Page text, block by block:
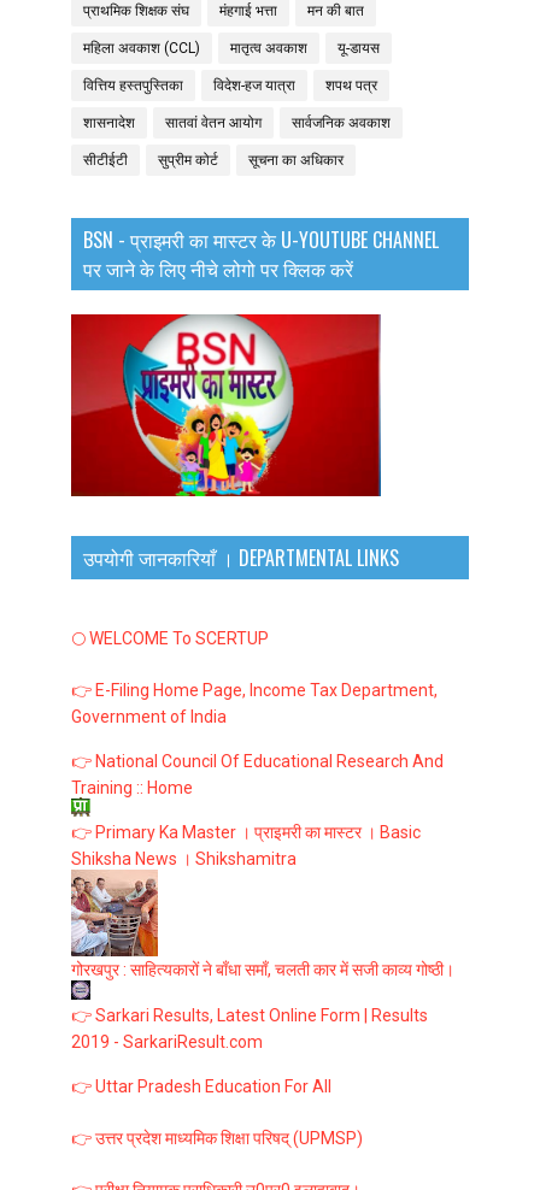
प्राथमिक शिक्षक संघ मंहगाई भत्ता मन की बात
महिला अवकाश (CCL) मातृत्व अवकाश यू-डायस
वित्तिय हस्तपुस्तिका विदेश-हज यात्रा शपथ पत्र
शासनादेश सातवां वेतन आयोग सार्वजनिक अवकाश
सीटीईटी सुप्रीम कोर्ट सूचना का अधिकार
BSN - प्राइमरी का मास्टर के U-YOUTUBE CHANNEL
पर जाने के लिए नीचे लोगो पर क्लिक करें
उपयोगी जानकारियाँ । DEPARTMENTAL LINKS
🌕 WELCOME To SCERTUP
👉 E-Filing Home Page, Income Tax Department,
Government of India
👉 National Council Of Educational Research And
Training :: Home
👉 Primary Ka Master । प्राइमरी का मास्टर । Basic
Shiksha News । Shikshamitra
गोरखपुर : साहित्यकारों ने बाँधा समाँ, चलती कार में सजी काव्य गोष्ठी।
👉 Sarkari Results, Latest Online Form | Results
2019 - SarkariResult.com
👉 Uttar Pradesh Education For All
👉 उत्तर प्रदेश माध्यमिक शिक्षा परिषद् (UPMSP)